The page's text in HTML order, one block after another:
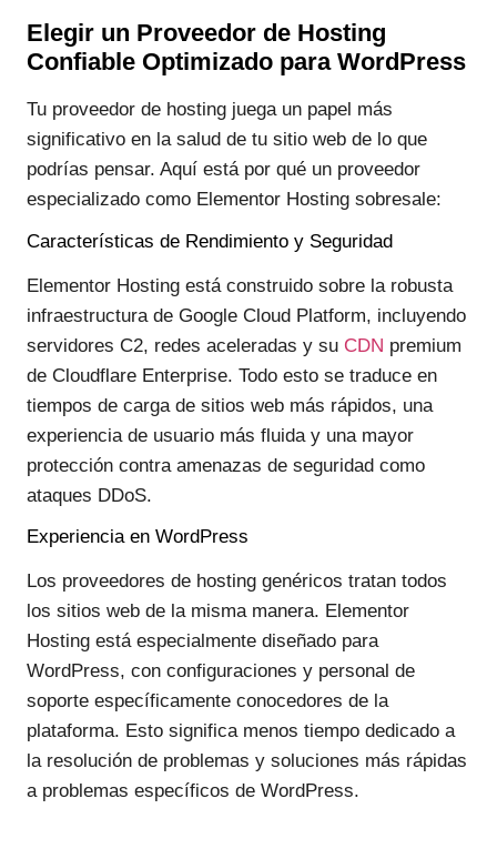
Elegir un Proveedor de Hosting
Confiable Optimizado para WordPress
Tu proveedor de hosting juega un papel más
significativo en la salud de tu sitio web de lo que
podrías pensar. Aquí está por qué un proveedor
especializado como Elementor Hosting sobresale:
Características de Rendimiento y Seguridad
Elementor Hosting está construido sobre la robusta
infraestructura de Google Cloud Platform, incluyendo
servidores C2, redes aceleradas y su CDN premium
de Cloudflare Enterprise. Todo esto se traduce en
tiempos de carga de sitios web más rápidos, una
experiencia de usuario más fluida y una mayor
protección contra amenazas de seguridad como
ataques DDoS.
Experiencia en WordPress
Los proveedores de hosting genéricos tratan todos
los sitios web de la misma manera. Elementor
Hosting está especialmente diseñado para
WordPress, con configuraciones y personal de
soporte específicamente conocedores de la
plataforma. Esto significa menos tiempo dedicado a
la resolución de problemas y soluciones más rápidas
a problemas específicos de WordPress.